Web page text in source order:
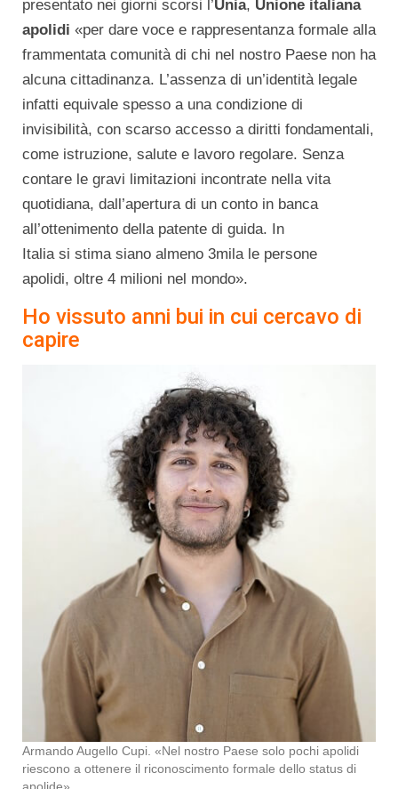
presentato nei giorni scorsi l’Unia, Unione italiana
apolidi «per dare voce e rappresentanza formale alla
frammentata comunità di chi nel nostro Paese non ha
alcuna cittadinanza. L’assenza di un’identità legale
infatti equivale spesso a una condizione di
invisibilità, con scarso accesso a diritti fondamentali,
come istruzione, salute e lavoro regolare. Senza
contare le gravi limitazioni incontrate nella vita
quotidiana, dall’apertura di un conto in banca
all’ottenimento della patente di guida. In
Italia si stima siano almeno 3mila le persone
apolidi, oltre 4 milioni nel mondo».
Ho vissuto anni bui in cui cercavo di
capire
Armando Augello Cupi. «Nel nostro Paese solo pochi apolidi
riescono a ottenere il riconoscimento formale dello status di